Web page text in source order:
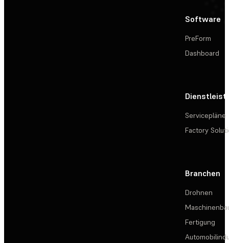
Software
PreForm
Dashboard
Servicepläne
Factory
Branchen
Drohnen
Fertigung